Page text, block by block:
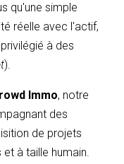
qu'une simple
réelle avec l'actif,
à des
).
Immo, notre
des
de projets
à taille humain.